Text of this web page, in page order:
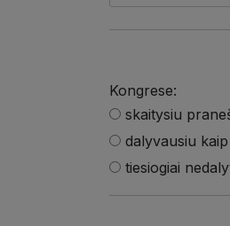
Kongrese:
skaitysiu
dalyvausiu
tiesiogiai